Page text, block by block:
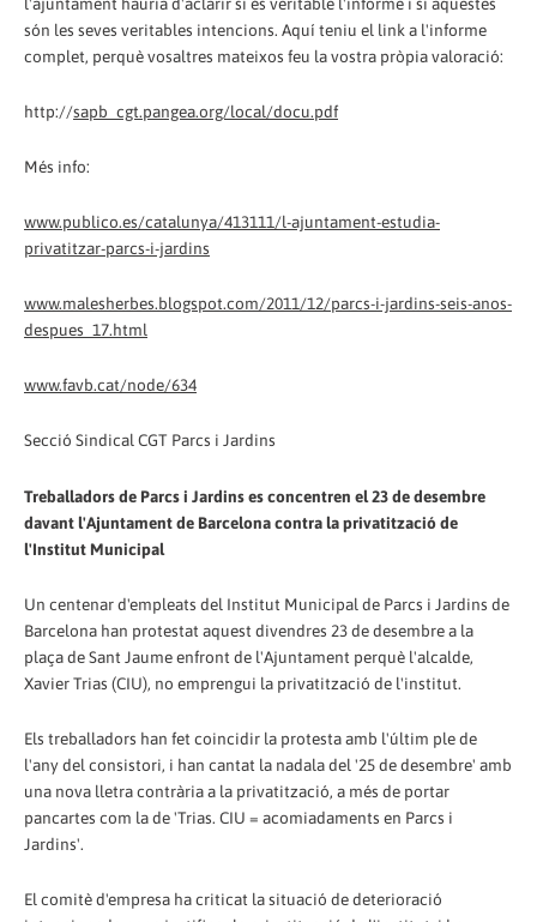
l'ajuntament hauria d'aclarir si és veritable l'informe i si aquestes
són les seves veritables intencions. Aquí teniu el link a l'informe
complet, perquè vosaltres mateixos feu la vostra pròpia valoració:
http://sapb_cgt.pangea.org/local/docu.pdf
Més info:
www.publico.es/catalunya/413111/l-ajuntament-estudia-
privatitzar-parcs-i-jardins
www.malesherbes.blogspot.com/2011/12/parcs-i-jardins-seis-anos-
despues_17.html
www.favb.cat/node/634
Secció Sindical CGT Parcs i Jardins
Treballadors de Parcs i Jardins es concentren el 23 de desembre
davant l'Ajuntament de Barcelona contra la privatització de
l'Institut Municipal
Un centenar d'empleats del Institut Municipal de Parcs i Jardins de
Barcelona han protestat aquest divendres 23 de desembre a la
plaça de Sant Jaume enfront de l'Ajuntament perquè l'alcalde,
Xavier Trias (CIU), no emprengui la privatització de l'institut.
Els treballadors han fet coincidir la protesta amb l'últim ple de
l'any del consistori, i han cantat la nadala del '25 de desembre' amb
una nova lletra contrària a la privatització, a més de portar
pancartes com la de 'Trias. CIU = acomiadaments en Parcs i
Jardins'.
El comitè d'empresa ha criticat la situació de deterioració